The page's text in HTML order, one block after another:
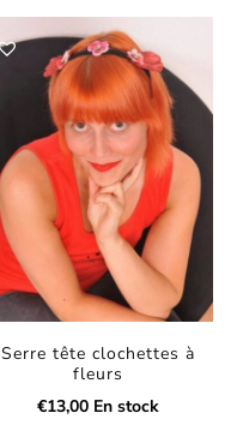
Serre tête clochettes à
fleurs
€13,00 En stock